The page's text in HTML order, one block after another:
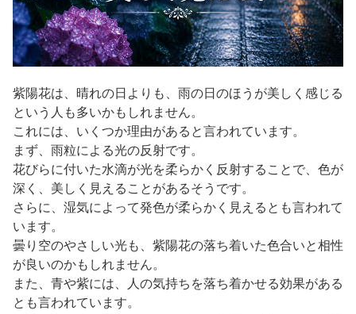
紫陽花は、晴れの日よりも、雨の日のほうが美しく感じる
という人も多いかもしれません。
これには、いくつか理由があると言われています。
まず、雨粒による光の反射です。
花びらに付いた水滴が光を柔らかく反射することで、色が
深く、美しく見えることがあるそうです。
さらに、湿気によって発色が柔らかく見えるとも言われて
います。
曇り空のやさしい光も、紫陽花の落ち着いた色合いと相性
が良いのかもしれません。
また、青や紫には、人の気持ちを落ち着かせる効果がある
とも言われています。